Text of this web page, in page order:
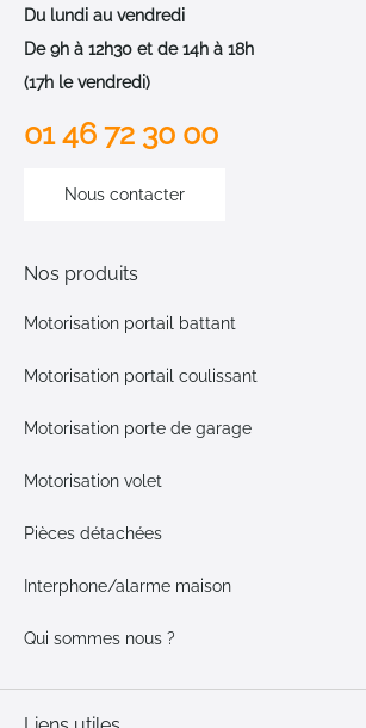
Du lundi au vendredi
De 9h à 12h30 et de 14h à 18h
(17h le vendredi)
01 46 72 30 00
Nous contacter
Nos produits
Motorisation portail battant
Motorisation portail coulissant
Motorisation porte de garage
Motorisation volet
Pièces détachées
Interphone/alarme maison
Qui sommes nous ?